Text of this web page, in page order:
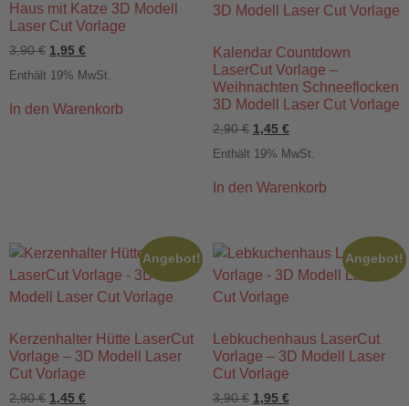
Haus mit Katze 3D Modell
Laser Cut Vorlage
3,90€ 1,95 €
Enthält 19% MwSt.
In den Warenkorb
Kalendar Countdown
LaserCut Vorlage –
Weihnachten Schneeflocken
3D Modell Laser Cut Vorlage
2,90€ 1,45 €
Enthält 19% MwSt.
In den Warenkorb
Angebot!
Kerzenhalter Hütte LaserCut
Vorlage – 3D Modell Laser
Cut Vorlage
2,90€ 1,45 €
Angebot!
Lebkuchenhaus LaserCut
Vorlage – 3D Modell Laser
Cut Vorlage
3,90€ 1,95 €